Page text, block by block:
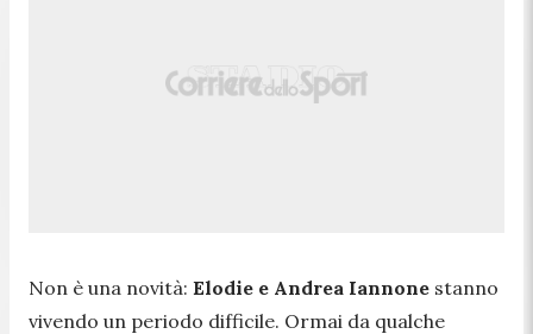
Non è una novità: Elodie e Andrea Iannone stanno
vivendo un periodo difficile. Ormai da qualche